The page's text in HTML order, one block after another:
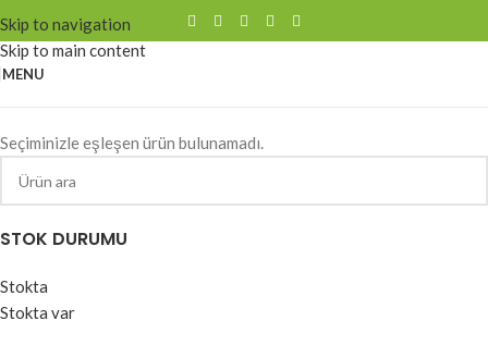
Skip to navigation
Skip to main content
MENU
STOK DURUMU
Stokta
Stokta var
Seçiminizle eşleşen ürün bulunamadı.